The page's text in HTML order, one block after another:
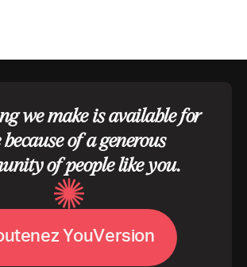
we make is available for
because of a generous
of people like you.
utenezYouVersion